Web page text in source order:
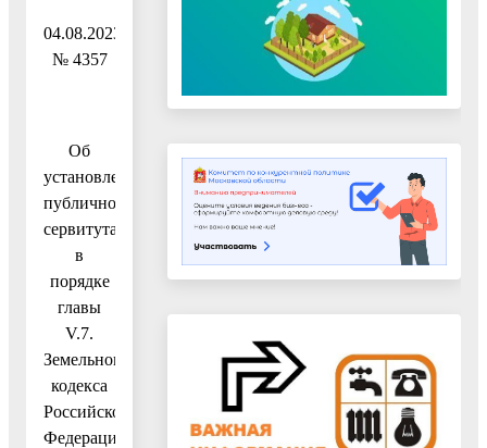
04.08.2023
№ 4357
Об
установлении
публичного
сервитута
в
порядке
главы
V.7.
Земельного
кодекса
Российской
Федерации